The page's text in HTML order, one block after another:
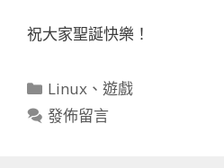
祝大家聖誕快樂！
分
類
Linux 、遊戲
發佈留言